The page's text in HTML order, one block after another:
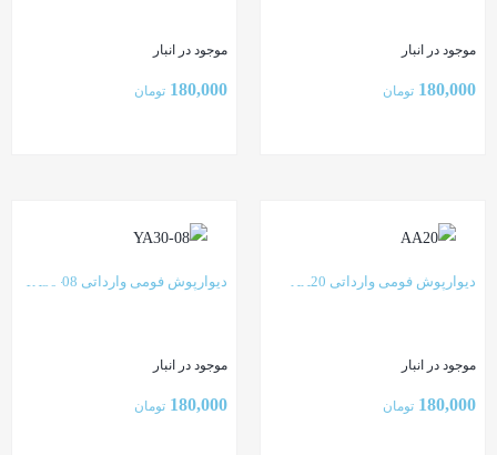
موجود در انبار
180,000 تومان
موجود در انبار
180,000 تومان
دیوارپوش فومی وارداتی AA20
موجود در انبار
180,000 تومان
دیوارپوش فومی وارداتی YA30-08
موجود در انبار
180,000 تومان